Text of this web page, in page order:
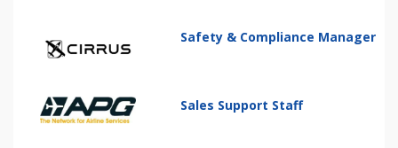
Safety & Compliance Manager
Sales Support Staff